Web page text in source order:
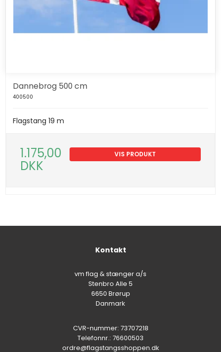
Dannebrog 500 cm
400500
Flagstang 19 m
1.175,00
DKK
VIS PRODUKT
Kontakt
vm flag & stænger a/s
Stenbro Alle 5
6650 Brørup
Danmark
CVR-nummer: 73707218
Telefonnr.: 76600503
ordre@flagstangsshoppen.dk